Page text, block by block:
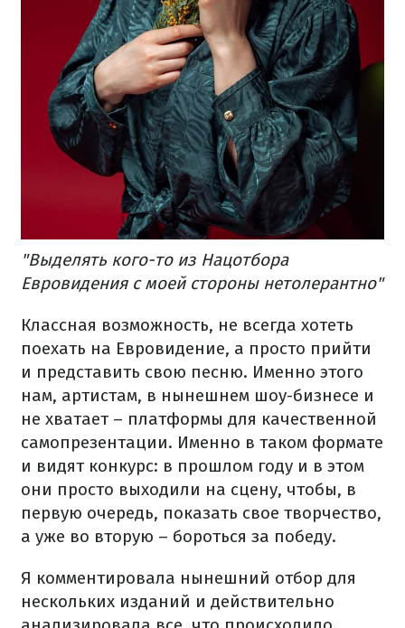
"Выделять кого-то из Нацотбора
Евровидения с моей стороны нетолерантно"
Классная возможность, не всегда хотеть
поехать на Евровидение, а просто прийти
и представить свою песню. Именно этого
нам, артистам, в нынешнем шоу-бизнесе и
не хватает – платформы для качественной
самопрезентации. Именно в таком формате
и видят конкурс: в прошлом году и в этом
они просто выходили на сцену, чтобы, в
первую очередь, показать свое творчество,
а уже во вторую – бороться за победу.
Я комментировала нынешний отбор для
нескольких изданий и действительно